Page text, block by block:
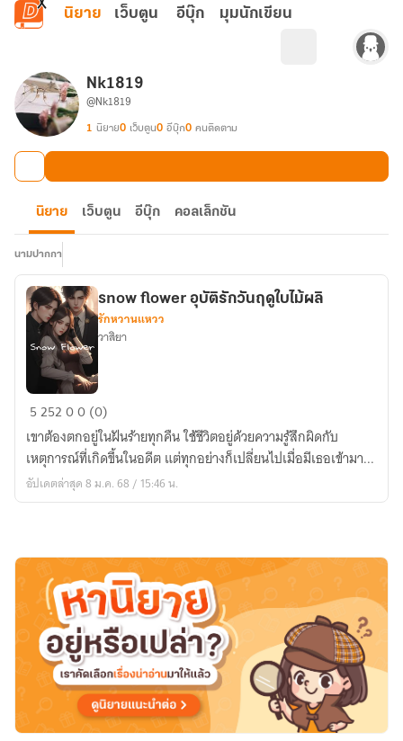
ข้ามไปยังเนื้อหาหลัก
นิยาย เว็บตูน อีบุ๊ก มุมนักเขียน
Nk1819
@Nk1819
1 นิยาย0 เว็บตูน0 อีบุ๊ก0 คนติดตาม
นิยาย เว็บตูน อีบุ๊ก คอลเล็กชัน
นามปากกา
snow
flower
อุบัติ
รัก
วัน
ผลิ
snow flower อุบัติรักวันฤดูใบไม้ผลิ
รักหวานแหวว
วาสิยา
525200 (0)
เขาต้องตกอยู่ในฝันร้ายทุกคืน ใช้ชีวิตอยู่ด้วยความรู้สึกผิดกับ
เหตุการณ์ที่เกิดขึ้นในอดีต แต่ทุกอย่างก็เปลี่ยนไปเมื่อมีเธอเข้ามา...
อัปเดตล่าสุด 8 ม.ค. 68 / 15:46 น.